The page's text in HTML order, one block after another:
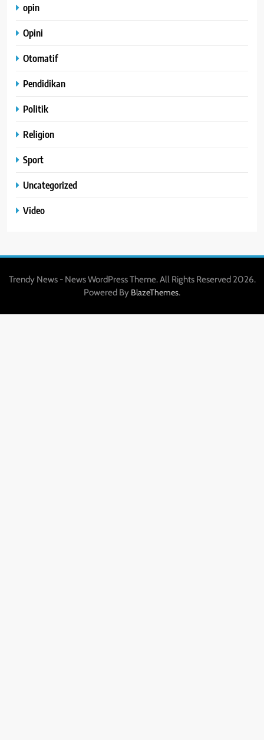
opin
Opini
Otomatif
Pendidikan
Politik
Religion
Sport
Uncategorized
Video
Trendy News - News WordPress Theme. All Rights Reserved 2026.
Powered By BlazeThemes.